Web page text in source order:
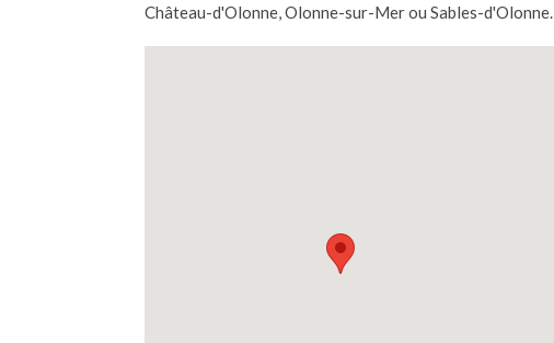
Château-d'Olonne, Olonne-sur-Mer ou Sables-d'Olonne.